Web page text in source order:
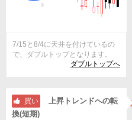
7/15と8/4に天井を付けているの
で、ダブルトップとなります。
ダブルトップへ
買い
上昇トレンドへの転
換(短期)